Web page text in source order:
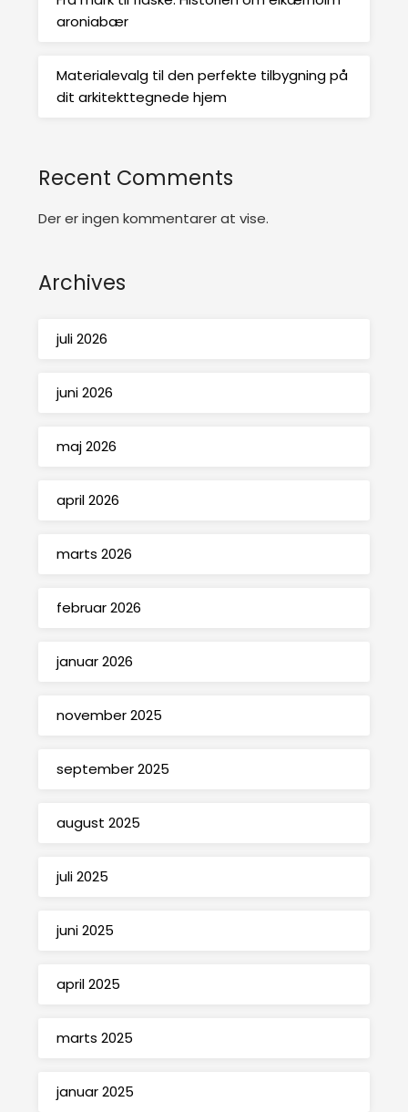
aroniabær
Materialevalg til den perfekte tilbygning på
dit arkitekttegnede hjem
Recent Comments
Der er ingen kommentarer at vise.
Archives
juli 2026
juni 2026
maj 2026
april 2026
marts 2026
februar 2026
januar 2026
november 2025
september 2025
august 2025
juli 2025
juni 2025
april 2025
marts 2025
januar 2025